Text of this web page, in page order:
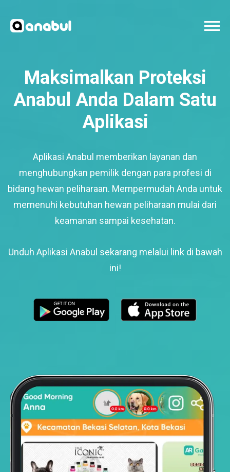
Maksimalkan Proteksi
Anabul Anda Dalam Satu
Aplikasi
Aplikasi Anabul memberikan layanan dan
menghubungkan pemilik dengan para profesi di
bidang hewan peliharaan. Mempermudah Anda untuk
memenuhi kebutuhan hewan peliharaan mulai dari
keamanan sampai kesehatan.
Unduh Aplikasi Anabul sekarang melalui link di bawah
ini!